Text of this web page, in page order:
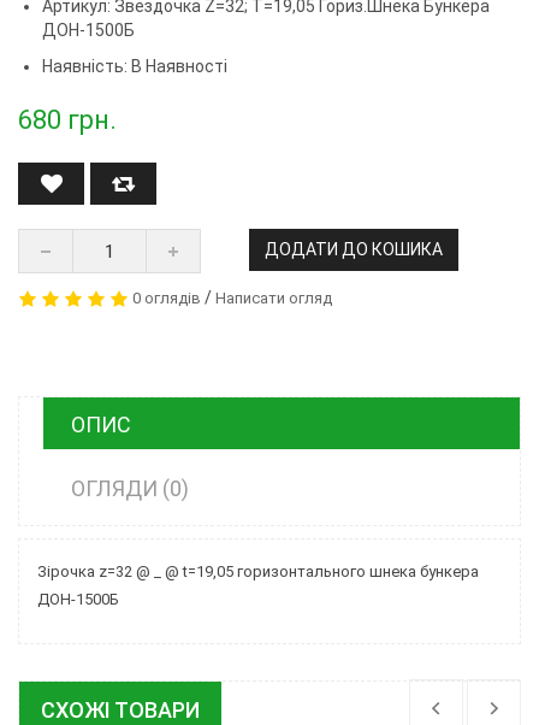
Артикул: Звездочка Z=32; T=19,05 Гориз.шнека Бункера
ДОН-1500Б
Наявність: В Наявності
680 грн.
ДОДАТИ ДО КОШИКА
0 оглядів / Написати огляд
ОПИС
ОГЛЯДИ (0)
Зірочка z=32 @ _ @ t=19,05 горизонтального шнека бункера
ДОН-1500Б
СХОЖІ ТОВАРИ